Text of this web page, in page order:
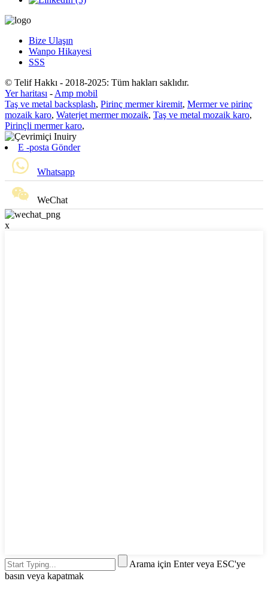
Bize Ulaşın
Wanpo Hikayesi
SSS
© Telif Hakkı - 2018-2025: Tüm hakları saklıdır.
Yer haritası - Amp mobil
Taş ve metal backsplash, Pirinç mermer kiremit, Mermer ve pirinç
mozaik karo, Waterjet mermer mozaik, Taş ve metal mozaik karo,
Pirinçli mermer karo,
E -posta Gönder
Whatsapp
WeChat
x
Arama için Enter veya ESC'ye
basın veya kapatmak